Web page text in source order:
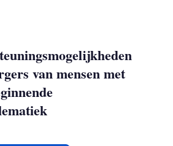
van mensen met